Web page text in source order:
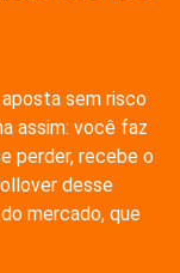
sem risco
assim: você faz
perder, recebe o
desse
mercado, que